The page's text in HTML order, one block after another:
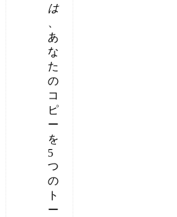
は
あ
な
た
の
コ
ピ
ー
を
5
つ
の
ト
ー